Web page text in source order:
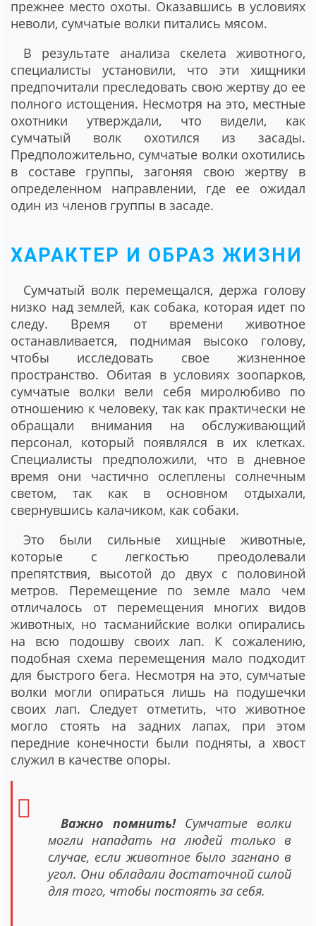
прежнее место охоты. Оказавшись в условиях
неволи, сумчатые волки питались мясом.
В результате анализа скелета животного,
специалисты установили, что эти хищники
предпочитали преследовать свою жертву до ее
полного истощения. Несмотря на это, местные
охотники утверждали, что видели, как
сумчатый волк охотился из засады.
Предположительно, сумчатые волки охотились
в составе группы, загоняя свою жертву в
определенном направлении, где ее ожидал
один из членов группы в засаде.
ХАРАКТЕР И ОБРАЗ ЖИЗНИ
Сумчатый волк перемещался, держа голову
низко над землей, как собака, которая идет по
следу. Время от времени животное
останавливается, поднимая высоко голову,
чтобы исследовать свое жизненное
пространство. Обитая в условиях зоопарков,
сумчатые волки вели себя миролюбиво по
отношению к человеку, так как практически не
обращали внимания на обслуживающий
персонал, который появлялся в их клетках.
Специалисты предположили, что в дневное
время они частично ослеплены солнечным
светом, так как в основном отдыхали,
свернувшись калачиком, как собаки.
Это были сильные хищные животные,
которые с легкостью преодолевали
препятствия, высотой до двух с половиной
метров. Перемещение по земле мало чем
отличалось от перемещения многих видов
животных, но тасманийские волки опирались
на всю подошву своих лап. К сожалению,
подобная схема перемещения мало подходит
для быстрого бега. Несмотря на это, сумчатые
волки могли опираться лишь на подушечки
своих лап. Следует отметить, что животное
могло стоять на задних лапах, при этом
передние конечности были подняты, а хвост
служил в качестве опоры.
Важно помнить!Сумчатые волки
могли нападать на людей только в
случае, если животное было загнано в
угол. Они обладали достаточной силой
для того, чтобы постоять за себя.